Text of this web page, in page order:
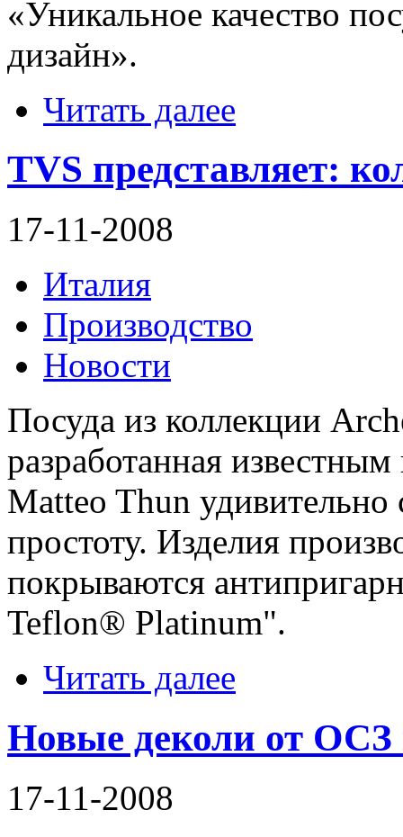
«Уникальное качество
дизайн».
Читать далее
TVS представляет:
17-11-2008
Италия
Производство
Новости
Посуда из коллекции
разработанная
Matteo Thun удивительно
простоту. Изделия
покрываются
Teflon® Platinum".
Читать далее
Новые деколи от ОСЗ
17-11-2008